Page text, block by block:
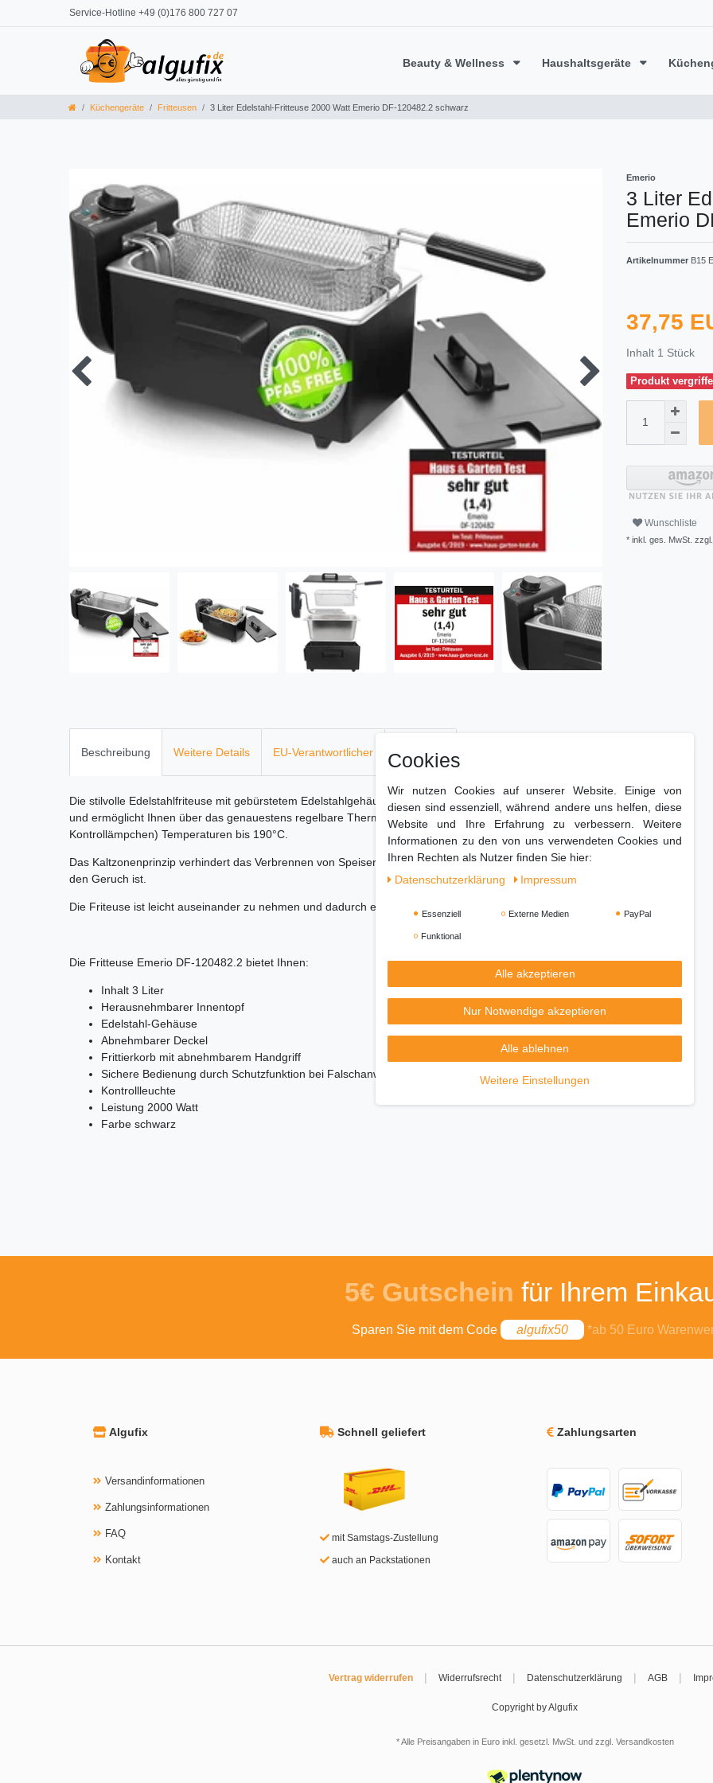
Service-Hotline +49 (0)176 800 727 07
Beauty & Wellness Haushaltsgeräte
Küchengeräte Fritteusen 3 Liter Edelstahl-Fritteuse 2000 Watt Emerio ‎DF-120482.2 schwarz
Emerio
3 Liter
Emerio
Artikelnummer B15
37,75
Inhalt 1 Stück
Produkt
Wunschliste
* inkl. ges. MwSt. zzgl.
Beschreibung Weitere Details EU-Verantwortlicher Hersteller
Die stilvolle Edelstahlfriteuse mit gebürstetem Edelstahlgehäuse hat ein Fassungsvermögen von 3 Litern
und ermöglicht Ihnen über das genauestens regelbare Thermostat (mit Sicherheitssensor und
Kontrollämpchen) Temperaturen bis 190°C.
Das Kaltzonenprinzip verhindert das Verbrennen von Speiseresten, was besser für den Geschmack und
den Geruch ist.
Die Friteuse ist leicht auseinander zu nehmen und dadurch einfach zu reinigen.
Die Fritteuse Emerio ‎DF-120482.2 bietet Ihnen:
Inhalt 3 Liter
Herausnehmbarer Innentopf
Edelstahl-Gehäuse
Abnehmbarer Deckel
Frittierkorb mit abnehmbarem Handgriff
Sichere Bedienung durch Schutzfunktion bei Falschanwendung - mit Rückstelltaste
Kontrollleuchte
Leistung 2000 Watt
Farbe schwarz
5€ Gutschein für Ihrem
Sparen Sie mit dem Code algufix50 *ab 50 Euro
Algufix
Versandinformationen
Zahlungsinformationen
FAQ
Kontakt
Schnell geliefert
mit Samstags-Zustellung
auch an Packstationen
Zahlungsarten
Vertrag widerrufen | Widerrufsrecht | Datenschutzerklärung | AGB |
Copyright by Algufix
* Alle Preisangaben in Euro inkl. gesetzl. MwSt. und zzgl. Versandkosten
Cookies
Wir nutzen Cookies auf unserer Website. Einige von
diesen sind essenziell, während andere uns helfen, diese
Website und Ihre Erfahrung zu verbessern. Weitere
Informationen zu den von uns verwendeten Cookies und
Ihren Rechten als Nutzer finden Sie hier:
Daten­schutz­erklärung
Impressum
Essenziell Externe Medien PayPal
Funktional
Alle akzeptieren
Nur Notwendige akzeptieren
Alle ablehnen
Weitere Einstellungen